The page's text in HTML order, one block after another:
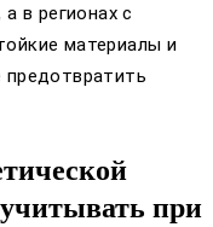
в регионах с
материалы и
при